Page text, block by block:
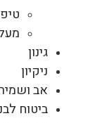
גינון
ניקיון
אב
ביטוח